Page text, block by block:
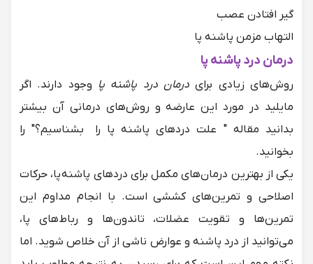
گیر افتادن عصب
التهاب مزمن پاشنه پا
درمان درد پاشنه پا
روش‌‌های زیادی برای درمان درد پاشنه پا وجود دارند. اگر
مایلید در مورد این عارضه و روش‌های درمانی آن بیشتر
بدانید مقاله " علت دردهای پاشنه پا را بشناسیم؟" را
بخوانید.
یکی از بهترین درمان‌های مکمل برای دردهای پاشنه پا، حرکات
اصلاحی و تمرین‌های کششی است. با انجام مداوم این
تمرین‌ها و تقویت عضلات، تاندون‌ها و رباط‌های پا،
می‌توانید از درد پاشنه و عوارض ناشی از آن خلاص شوید. اما